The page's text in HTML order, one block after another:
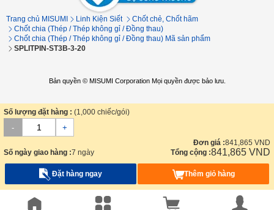
Trang chủ MISUMI Linh Kiện Siết
Chốt chẻ, Chốt hãm
Chốt chia (Thép / Thép không gỉ / Đồng thau)
Chốt chia (Thép / Thép không gỉ / Đồng thau) Mã sản phẩm
SPLITPIN-ST3B-3-20
Bản quyền © MISUMI Corporation Mọi quyền được bảo lưu.
Số lượng đặt hàng : (1,000 chiếc/gói)
- +
Số ngày giao hàng :7 ngày
Đơn giá :841,865 VND
Tổng cộng :841,865 VND
Đặt hàng ngay Thêm giỏ hàng